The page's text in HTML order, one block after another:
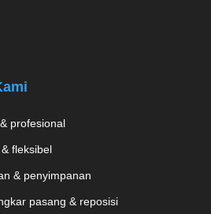
profesional
fleksibel
& penyimpanan
pasang & reposisi